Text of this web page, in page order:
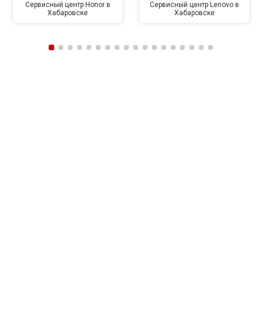
Сервисный центр Honor в
Хабаровске
Сервисный центр Lenovo в
Хабаровске